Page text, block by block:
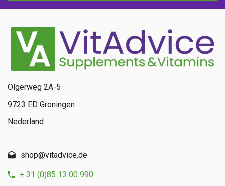
Trocken, verschlossen und bei Raumtemperatur lagern,
Wenden Sie sich an einen Experten, bevor Sie
Nahrungsergänzungsmittel bei Schwangerschaft, Stillzeit,
Medikamenteneinnahme und bei Krankheit anwenden.
Anfrage zu diesem Produkt
Olgerweg 2A-5
9723 ED Groningen
Nederland
shop@vitadvice.de
+ 31 (0)85 13 00 990